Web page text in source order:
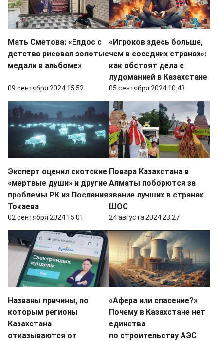
Мать Сметова: «Елдос с
детства рисовал золотые
медали в альбоме»
09 сентября 2024 15:52
«Игроков здесь больше,
чем в соседних странах»:
как обстоят дела с
лудоманией в Казахстане
05 сентября 2024 10:43
Эксперт оценил скотские
«мертвые души» и другие
проблемы РК из Послания
Токаева
02 сентября 2024 15:01
Повара Казахстана в
Алматы поборются за
звание лучших в странах
ШОС
24 августа 2024 23:27
Названы причины, по
которым регионы
Казахстана
отказываются от
«Афера или спасение?»
Почему в Казахстане нет
единства
по строительству АЭС